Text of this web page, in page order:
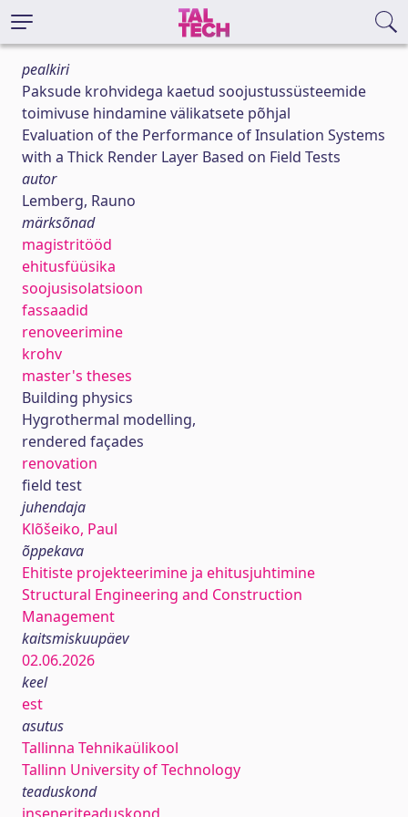
pealkiri
Paksude krohvidega kaetud soojustussüsteemide
toimivuse hindamine välikatsete põhjal
Evaluation of the Performance of Insulation Systems
with a Thick Render Layer Based on Field Tests
autor
Lemberg, Rauno
märksõnad
magistritööd
ehitusfüüsika
soojusisolatsioon
fassaadid
renoveerimine
krohv
master's theses
Building physics
Hygrothermal modelling,
rendered façades
renovation
field test
juhendaja
Klõšeiko, Paul
õppekava
Ehitiste projekteerimine ja ehitusjuhtimine
Structural Engineering and Construction
Management
kaitsmiskuupäev
02.06.2026
keel
est
asutus
Tallinna Tehnikaülikool
Tallinn University of Technology
teaduskond